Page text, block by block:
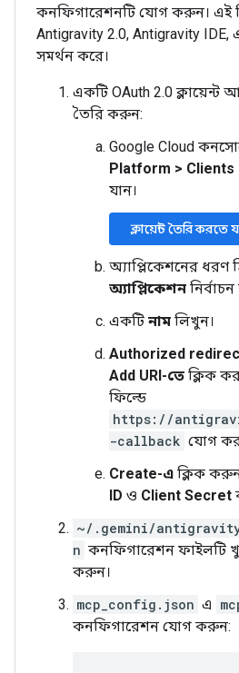
কনফিগারেশনটি যোগ করুন। এই
Antigravity 2.0, Antigravity IDE,
সমর্থন করে।
একটি OAuth 2.0 ক্লায়েন্ট
তৈরি করুন:
Google Cloud
Platform > Clients
যান।
ক্লায়েন্ট তৈরি করতে
অ্যাপ্লিকেশনের ধরণ
অ্যাপ্লিকেশন
একটি নাম লিখুন।
Authorized
Add URI-তে ক্লিক
ফিল্ডে
https://
-callback যোগ
Create-এ ক্লিক
ID ও Client Secret
~/.gemini/
n কনফিগারেশন ফাইলটি
করুন।
mcp_config.json এ
কনফিগারেশন যোগ করুন: